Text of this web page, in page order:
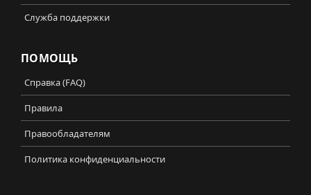
Служба поддержки
ПОМОЩЬ
Справка (FAQ)
Правила
Правообладателям
Политика конфиденциальности